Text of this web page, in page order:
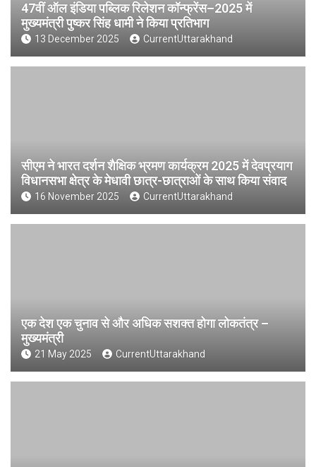
47वीं ऑल इंडिया पब्लिक रिलेशन कॉन्फ्रेंस–2025 में
मुख्यमंत्री पुष्कर सिंह धामी ने किया प्रतिभाग
13 December 2025 CurrentUttarakhand
सीएम ने भारत दर्शन शैक्षिक भ्रमण कार्यक्रम 2025 में देवप्रयाग
विधानसभा क्षेत्र के मेधावी छात्र-छात्राओं के साथ किया संवाद
16 November 2025 CurrentUttarakhand
एक देश एक चुनाव से और अधिक सशक्त होगा लोकतंत्र –
मुख्यमंत्री
21 May 2025 CurrentUttarakhand